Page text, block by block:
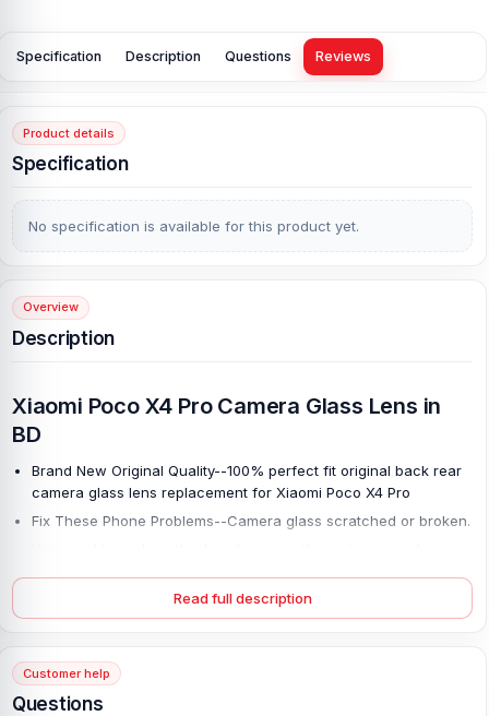
Specification Description Questions Reviews
Product details
Specification
No specification is available for this product yet.
Overview
Description
Xiaomi Poco X4 Pro Camera Glass Lens in
BD
Brand New Original Quality--100% perfect fit original back rear
camera glass lens replacement for Xiaomi Poco X4 Pro
Fix These Phone Problems--Camera glass scratched or broken.
To start with, remove the broken fragments of glass and obtain
a new lens from nurtelecom.com.bd.
This simple repair requires care as you must avoid touching the
cameras.
Read full description
Customer help
Questions